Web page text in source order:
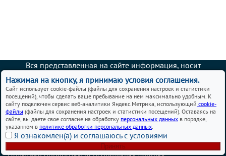
Нажимая на кнопку, я принимаю условия соглашения.
Сайт использует cookie-файлы (файлы для сохранения настроек и статистики
посещений), чтобы сделать ваше пребывание на нем максимально удобным. К
сайту подключен сервис веб-аналитики Яндекс.Метрика, использующий cookie-
файлы (файлы для сохранения настроек и статистики посещений). Оставаясь на
сайте, вы даете свое согласие на обработку персональных данных в порядке,
указанном в политике обработки персональных данных.
Я ознакомлен(а) и соглашаюсь с условиями
Принять
Вся представленная на сайте информация, носит
является публичной офертой.
Автосервисы Chery в Москве – ремонт и обслуживание
автомобилей
Политика использования cookies
Согласие на обработку персональных данных
Политика обработки персональных данных